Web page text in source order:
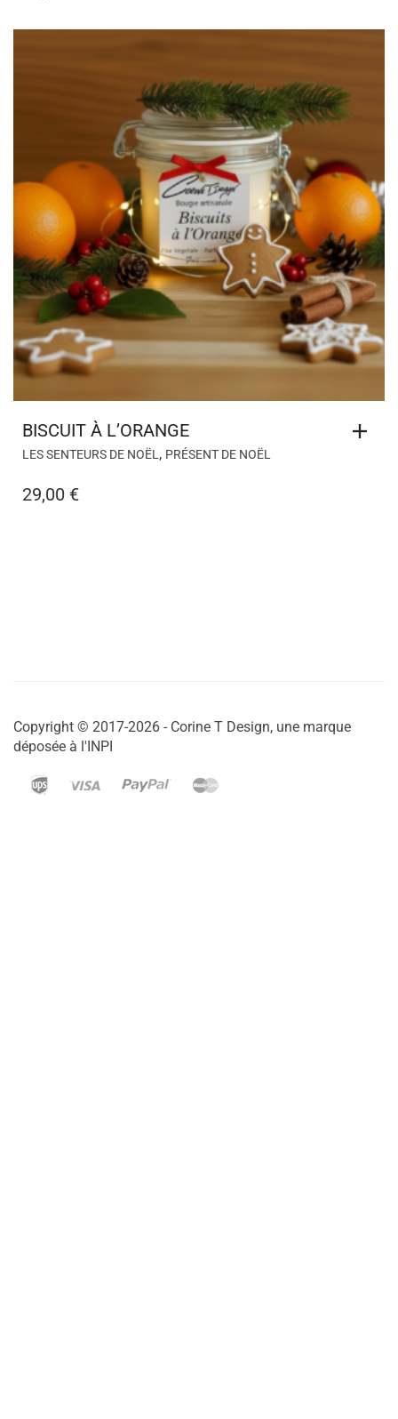
BISCUIT À L’ORANGE
LES SENTEURS DE NOËL , PRÉSENT DE NOËL
29,00 €
Copyright © 2017-2026 - Corine T Design, une marque
déposée à l'INPI